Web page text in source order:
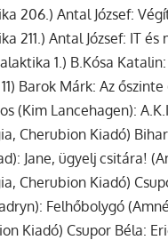
206.) Antal József:
211.) Antal József: IT és
1.) B.Kósa
Barok Márk: Az
(Kim Lancehagen):
Cherubion Kiadó)
Jane, ügyelj csitára!
Cherubion Kiadó)
Felhőbolygó
Kiadó) Csupor Béla: